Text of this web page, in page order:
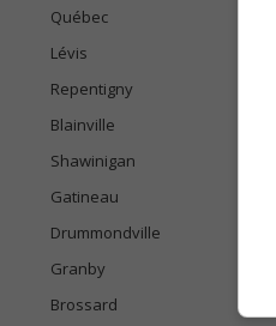
Québec
Lévis
Repentigny
Blainville
Shawinigan
Gatineau
Drummondville
Granby
Brossard